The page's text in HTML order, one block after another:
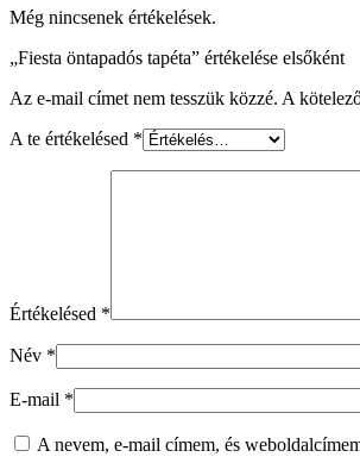
Még nincsenek értékelések.
„Fiesta öntapadós tapéta” értékelése elsőként
Az e-mail címet nem tesszük közzé. A
A te értékelésed *
Értékelésed *
Név *
E-mail *
A nevem, e-mail címem, és